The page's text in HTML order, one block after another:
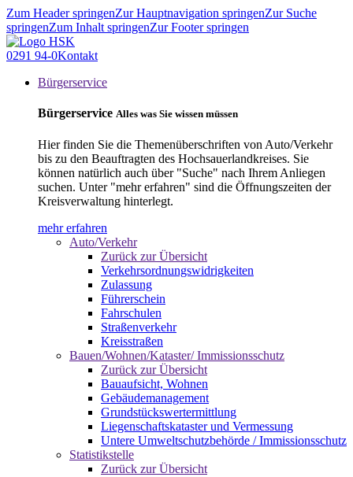
Zum Header springenZur Hauptnavigation springenZur Suche
springenZum Inhalt springenZur Footer springen
0291 94-0Kontakt
Bürgerservice
Bürgerservice Alles was Sie wissen müssen
Hier finden Sie die Themenüberschriften von Auto/Verkehr
bis zu den Beauftragten des Hochsauerlandkreises. Sie
können natürlich auch über "Suche" nach Ihrem Anliegen
suchen. Unter "mehr erfahren" sind die Öffnungszeiten der
Kreisverwaltung hinterlegt.
mehr erfahren
Auto/Verkehr
Zurück zur Übersicht
Verkehrsordnungswidrigkeiten
Zulassung
Führerschein
Fahrschulen
Straßenverkehr
Kreisstraßen
Bauen/Wohnen/Kataster/ Immissionsschutz
Zurück zur Übersicht
Bauaufsicht, Wohnen
Gebäudemanagement
Grundstückswertermittlung
Liegenschaftskataster und Vermessung
Untere Umweltschutzbehörde / Immissionsschutz
Statistikstelle
Zurück zur Übersicht